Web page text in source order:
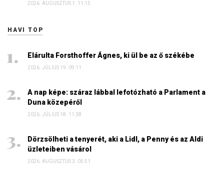
2026. AUGUSZTUS 1. 11:15
HAVI TOP
Elárulta Forsthoffer Ágnes, ki ül be az ő székébe
2026. JÚLIUS 19. 09:11
A nap képe: száraz lábbal lefotózható a Parlament a
Duna közepéről
2026. JÚLIUS 18. 11:38
Dörzsölheti a tenyerét, aki a Lidl, a Penny és az Aldi
üzleteiben vásárol
2026. AUGUSZTUS 3. 05:51